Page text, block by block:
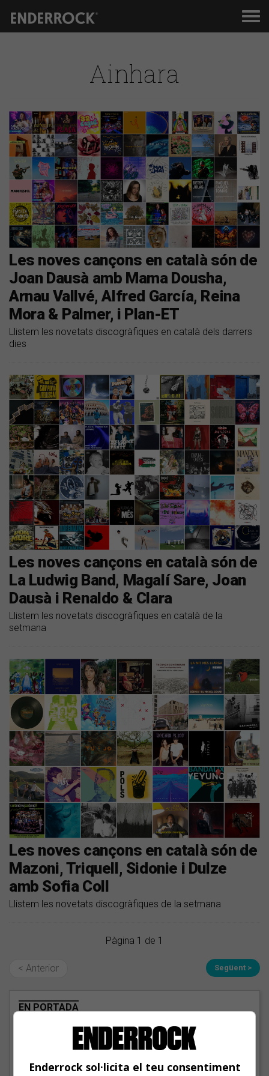
Ainhara
Les noves cançons en català són de
Joan Dausà amb Mama Dousha,
Arnau Vallvé, Alfred García, Reina
Mora & Palmer, i Plan-ET
Llistem les novetats discogràfiques en català dels darrers
dies
Les noves cançons en català són de
La Ludwig Band, Magalí Sare, Joan
Dausà i Renaldo & Clara
Llistem les novetats discogràfiques en català de la
setmana
Les noves cançons en català són de
Mazoni, Triquell, Sidonie i Dulze
amb Sofia Coll
Llistem les novetats discogràfiques de la setmana
Pàgina 1 de 1
< Anterior Següent >
EN PORTADA
Enderrock sol·licita el teu consentiment